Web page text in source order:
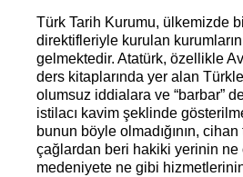
Türk Tarih Kurumu, ülkemizde
direktifleriyle kurulan kurumların
gelmektedir. Atatürk, özellikle
ders kitaplarında yer alan
olumsuz iddialara ve “barbar”
istilacı kavim şeklinde
bunun böyle olmadığının,
çağlardan beri hakiki yerinin ne
medeniyete ne gibi